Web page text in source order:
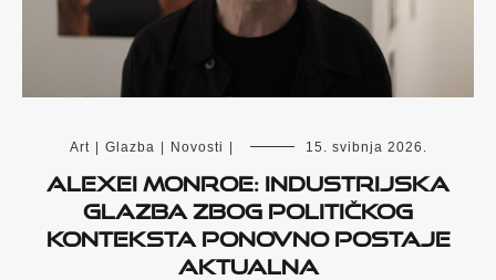
Art | Glazba | Novosti | 15. svibnja 2026.
Alexei Monroe: Industrijska
glazba zbog političkog
konteksta ponovno postaje
aktualna